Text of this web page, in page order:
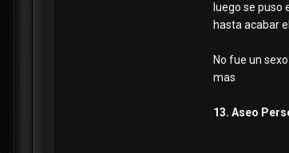
luego se puso
hasta acabar
No fue un
mas
13. Aseo